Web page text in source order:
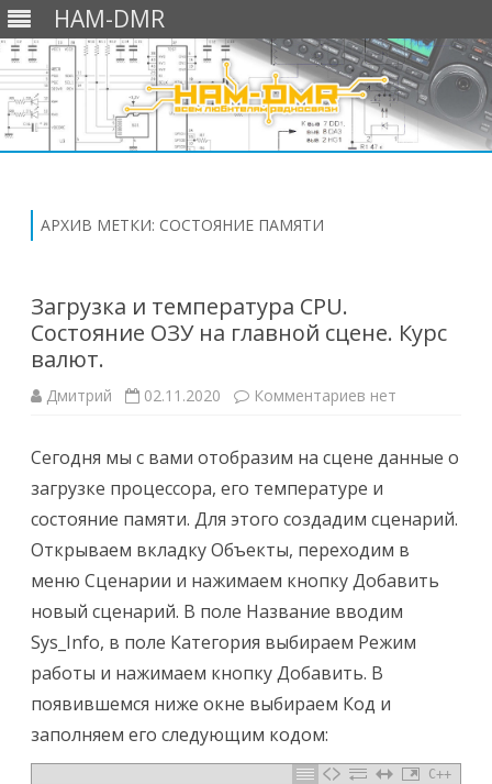
HAM-DMR
АРХИВ МЕТКИ: СОСТОЯНИЕ ПАМЯТИ
Загрузка и температура CPU.
Состояние ОЗУ на главной сцене. Курс
валют.
Дмитрий 02.11.2020 Комментариев к
температура
CPU.
Состояние
на
главной
сцене.
Курс
валют.
нет
Сегодня мы с вами отобразим на сцене данные о
загрузке процессора, его температуре и
состояние памяти. Для этого создадим сценарий.
Открываем вкладку Объекты, переходим в
меню Сценарии и нажимаем кнопку Добавить
новый сценарий. В поле Название вводим
Sys_Info, в поле Категория выбираем Режим
работы и нажимаем кнопку Добавить. В
появившемся ниже окне выбираем Код и
заполняем его следующим кодом:
C++